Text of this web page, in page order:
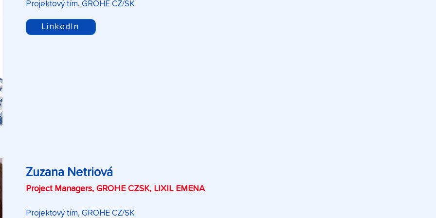
Projektový tím, GROHE CZ/SK
LinkedIn
Zuzana Netriová
Project Managers, GROHE CZSK, LIXIL EMENA
Projektový tím, GROHE CZ/SK